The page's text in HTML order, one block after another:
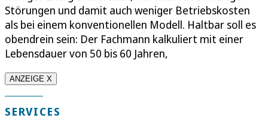
Störungen und damit auch weniger Betriebskosten
als bei einem konventionellen Modell. Haltbar soll es
obendrein sein: Der Fachmann kalkuliert mit einer
Lebensdauer von 50 bis 60 Jahren,
ANZEIGE X
SERVICES